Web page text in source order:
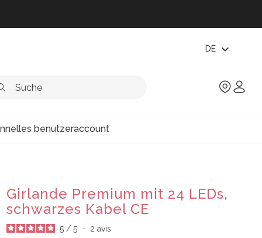
DE expand_more
benutzeraccount
Girlande Premium mit 24 LEDs,
schwarzes Kabel CE
5 / 5 - 2 avis